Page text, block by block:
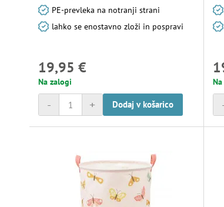
PE-prevleka na notranji strani
lahko se enostavno zloži in pospravi
19,95 €
Na zalogi
+
- Dodaj v košarico